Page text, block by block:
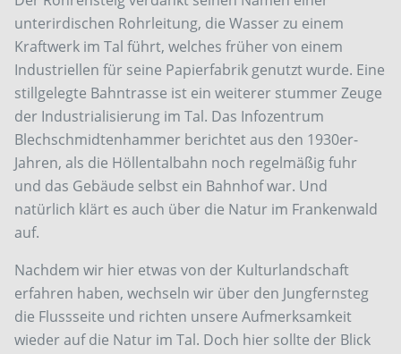
unterirdischen Rohrleitung, die Wasser zu einem
Kraftwerk im Tal führt, welches früher von einem
Industriellen für seine Papierfabrik genutzt wurde. Eine
stillgelegte Bahntrasse ist ein weiterer stummer Zeuge
der Industrialisierung im Tal. Das Infozentrum
Blechschmidtenhammer berichtet aus den 1930er-
Jahren, als die Höllentalbahn noch regelmäßig fuhr
und das Gebäude selbst ein Bahnhof war. Und
natürlich klärt es auch über die Natur im Frankenwald
auf.
Nachdem wir hier etwas von der Kulturlandschaft
erfahren haben, wechseln wir über den Jungfernsteg
die Flussseite und richten unsere Aufmerksamkeit
wieder auf die Natur im Tal. Doch hier sollte der Blick